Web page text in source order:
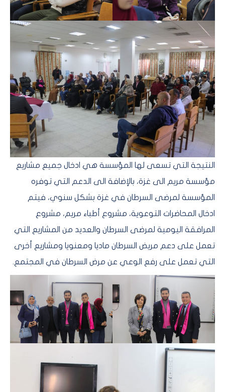
النتيجة التي تسعى لها المؤسسة هي ادخال جميع مشاريع
مؤسسة مريم الى غزة، بالإضافة الى الدعم التي توفره
المؤسسة لمرضى السرطان في غزة بشكل سنوي، فيتم
ادخال المحاضرات التوعوية، مشروع أطباء مريم، مشروع
المرافقة اليومية لمرضى السرطان والعديد من المشاريع التي
تعمل على دعم مريض السرطان ماديا ومعنويا ومشاريع أخرى
التي تعمل على رفع الوعي عن مرض السرطان في المجتمع.